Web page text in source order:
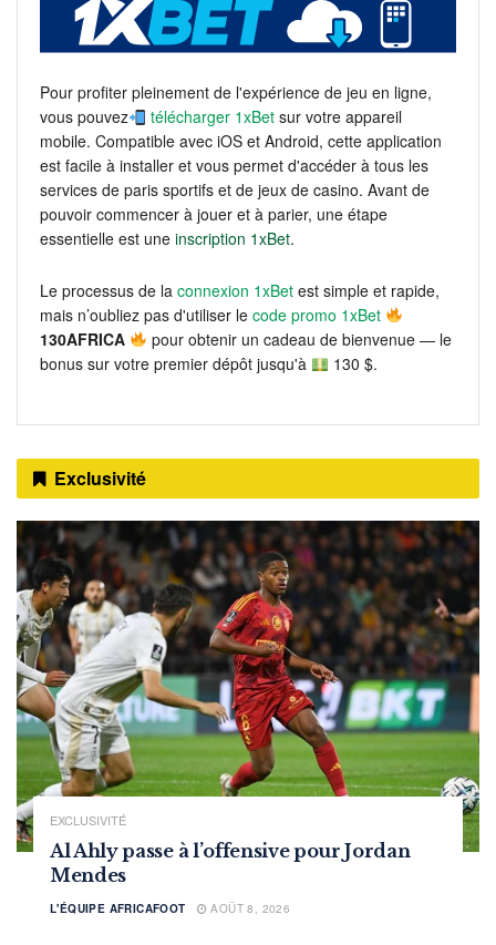
Pour profiter pleinement de l'expérience de jeu en ligne,
vous pouvez
télécharger 1xBet sur votre appareil
mobile. Compatible avec iOS et Android, cette application
est facile à installer et vous permet d'accéder à tous les
services de paris sportifs et de jeux de casino. Avant de
pouvoir commencer à jouer et à parier, une étape
essentielle est une inscription 1xBet.
Le processus de la connexion 1xBet est simple et rapide,
mais n’oubliez pas d'utiliser le code promo 1xBet
130AFRICA
pour obtenir un cadeau de bienvenue — le
bonus sur votre premier dépôt jusqu'à
130 $.
Exclusivité
EXCLUSIVITÉ
Al Ahly passe à l’offensive pour Jordan
Mendes
L'ÉQUIPE AFRICAFOOT AOÛT 8, 2026